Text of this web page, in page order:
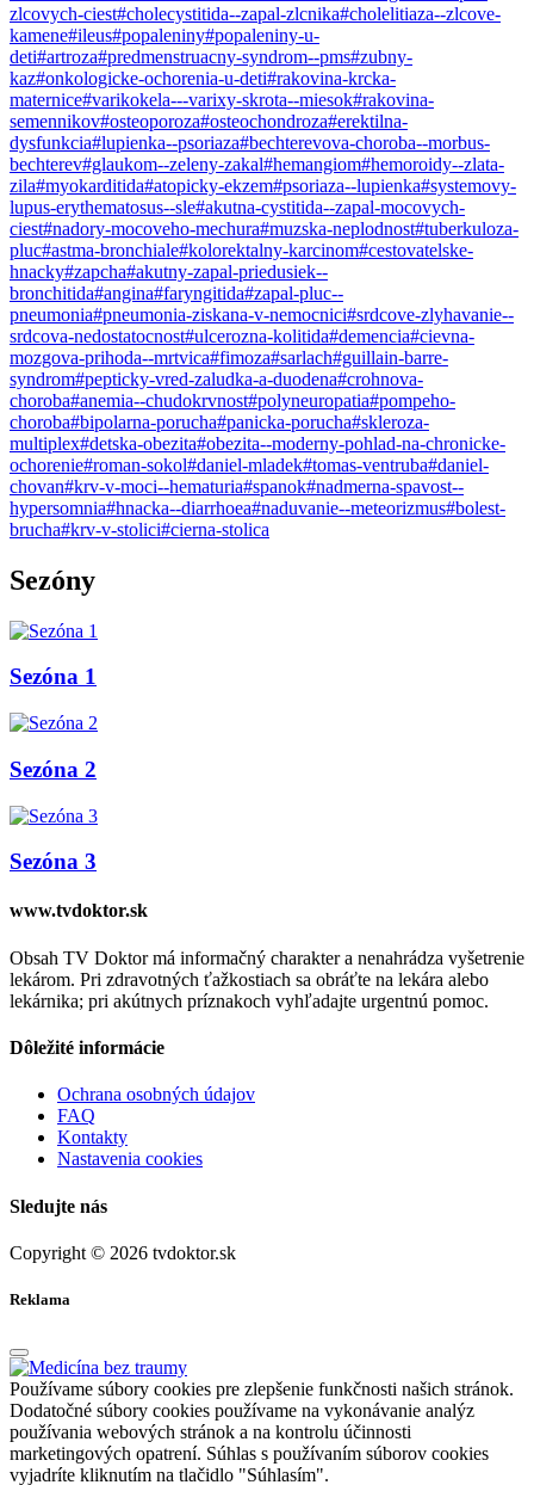
zlcovych-ciest#cholecystitida--zapal-zlcnika#cholelitiaza--zlcove-
kamene#ileus#popaleniny#popaleniny-u-
deti#artroza#predmenstruacny-syndrom--pms#zubny-
kaz#onkologicke-ochorenia-u-deti#rakovina-krcka-
maternice#varikokela---varixy-skrota--miesok#rakovina-
semennikov#osteoporoza#osteochondroza#erektilna-
dysfunkcia#lupienka--psoriaza#bechterevova-choroba--morbus-
bechterev#glaukom--zeleny-zakal#hemangiom#hemoroidy--zlata-
zila#myokarditida#atopicky-ekzem#psoriaza--lupienka#systemovy-
lupus-erythematosus--sle#akutna-cystitida--zapal-mocovych-
ciest#nadory-mocoveho-mechura#muzska-neplodnost#tuberkuloza-
pluc#astma-bronchiale#kolorektalny-karcinom#cestovatelske-
hnacky#zapcha#akutny-zapal-priedusiek--
bronchitida#angina#faryngitida#zapal-pluc--
pneumonia#pneumonia-ziskana-v-nemocnici#srdcove-zlyhavanie--
srdcova-nedostatocnost#ulcerozna-kolitida#demencia#cievna-
mozgova-prihoda--mrtvica#fimoza#sarlach#guillain-barre-
syndrom#pepticky-vred-zaludka-a-duodena#crohnova-
choroba#anemia--chudokrvnost#polyneuropatia#pompeho-
choroba#bipolarna-porucha#panicka-porucha#skleroza-
multiplex#detska-obezita#obezita--moderny-pohlad-na-chronicke-
ochorenie#roman-sokol#daniel-mladek#tomas-ventruba#daniel-
chovan#krv-v-moci--hematuria#spanok#nadmerna-spavost--
hypersomnia#hnacka--diarrhoea#naduvanie--meteorizmus#bolest-
brucha#krv-v-stolici#cierna-stolica
Sezóny
Sezóna 1
Sezóna 2
Sezóna 3
www.tvdoktor.sk
Obsah TV Doktor má informačný charakter a nenahrádza vyšetrenie
lekárom. Pri zdravotných ťažkostiach sa obráťte na lekára alebo
lekárnika; pri akútnych príznakoch vyhľadajte urgentnú pomoc.
Dôležité informácie
Ochrana osobných údajov
FAQ
Kontakty
Nastavenia cookies
Sledujte nás
Copyright © 2026 tvdoktor.sk
Reklama
Používame súbory cookies pre zlepšenie funkčnosti našich stránok.
Dodatočné súbory cookies používame na vykonávanie analýz
používania webových stránok a na kontrolu účinnosti
marketingových opatrení. Súhlas s používaním súborov cookies
vyjadríte kliknutím na tlačidlo "Súhlasím".